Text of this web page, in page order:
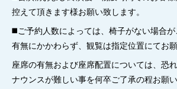
控えて頂きます様お願い致します。
◼️ご予約人数によっては、椅子がない場合
有無にかかわらず、観覧は指定位置にてお願
座席の有無および座席配置については、恐
ナウンスが難しい事を何卒ご了承の程お願い